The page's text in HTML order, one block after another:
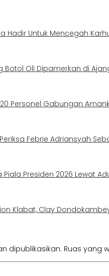
Hadir Untuk Mencegah
Botol Oli Dipamerkan di
Personel Gabungan
Febrie Adriansyah
Presiden 2026 Lewat
Klabat, Clay
dipublikasikan. Ruas yang